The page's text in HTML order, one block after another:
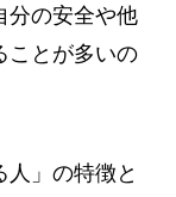
分の安全や他
ことが多いの
」の特徴と